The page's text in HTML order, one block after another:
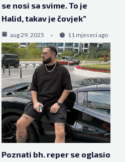
se nosi sa svime. To je
Halid, takav je čovjek”
aug 29, 2025 11 mjeseci ago
Poznati bh. reper se oglasio